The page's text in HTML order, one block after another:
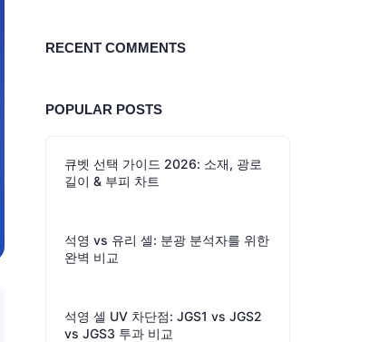
RECENT COMMENTS
POPULAR POSTS
큐벳 선택 가이드 2026: 소재, 광로
길이 & 부피 차트
석영 vs 유리 셀: 분광 분석자를 위한
완벽 비교
석영 셀 UV 차단점: JGS1 vs JGS2
vs JGS3 투과 비교